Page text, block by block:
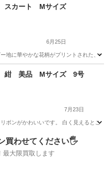
スカート Mサイズ
6月25日
地に華やかな花柄がプリントされた、
ート紺 美品 Mサイズ 9号
7月23日
ボンがかわいいです。 白く見えるとこ
ンピース パーティードレス
買わせてください🖐️
最大限買取します